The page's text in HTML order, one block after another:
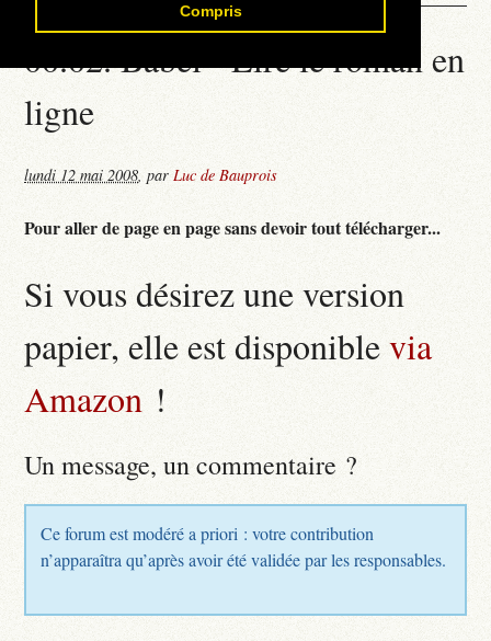
Compris
00.02. Babel - Lire le roman en
ligne
lundi 12 mai 2008,parLuc de Bauprois
Pour aller de page en page sans devoir tout télécharger...
Si vous désirez une version
papier, elle est disponiblevia
Amazon !
Un message, un commentaire ?
Ce forum est modéré a priori : votre contribution
n’apparaîtra qu’après avoir été validée par les responsables.